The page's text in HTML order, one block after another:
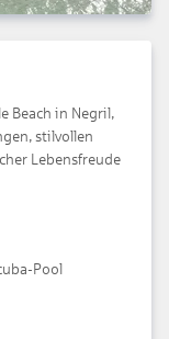
Beach in Negril,
stilvollen
Lebensfreude
Pool